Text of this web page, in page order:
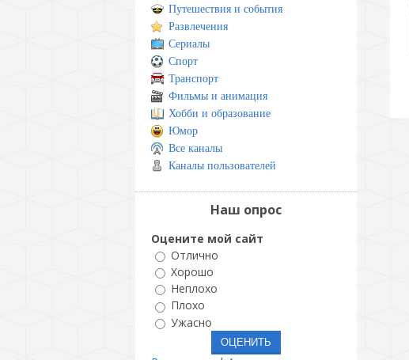
Путешествия и события
Развлечения
Сериалы
Спорт
Транспорт
Фильмы и анимация
Хобби и образование
Юмор
Все каналы
Каналы пользователей
Наш опрос
Оцените мой сайт
Отлично
Хорошо
Неплохо
Плохо
Ужасно